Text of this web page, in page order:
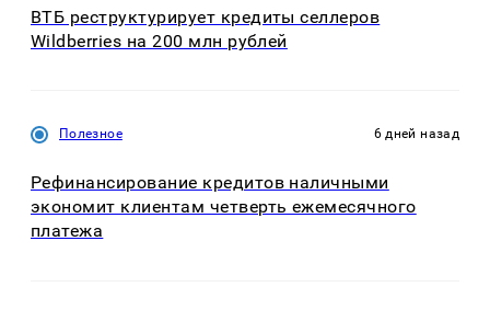
ВТБ реструктурирует кредиты селлеров
Wildberries на 200 млн рублей
Полезное 6 дней назад
Рефинансирование кредитов наличными
экономит клиентам четверть ежемесячного
платежа